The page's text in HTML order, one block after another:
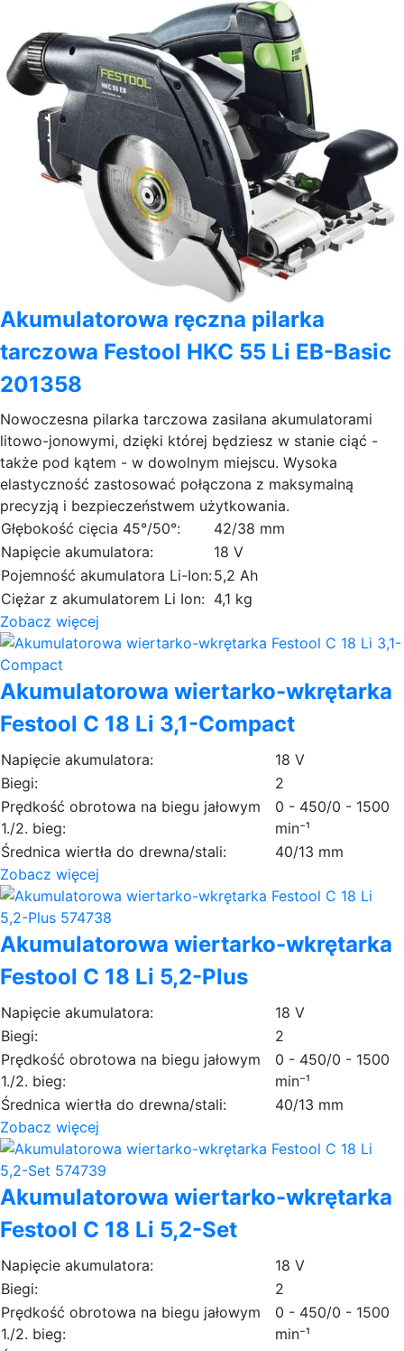
Akumulatorowa ręczna pilarka
tarczowa Festool HKC 55 Li EB-Basic
201358
Nowoczesna pilarka tarczowa zasilana akumulatorami
litowo-jonowymi, dzięki której będziesz w stanie ciąć -
także pod kątem - w dowolnym miejscu. Wysoka
elastyczność zastosować połączona z maksymalną
precyzją i bezpieczeństwem użytkowania.
Głębokość cięcia 45°/50°:
42/38 mm
Napięcie akumulatora:
18 V
Pojemność akumulatora Li-Ion:5,2 Ah
Ciężar z akumulatorem Li Ion: 4,1 kg
Zobacz więcej
Akumulatorowa wiertarko-wkrętarka
Festool C 18 Li 3,1-Compact
Napięcie akumulatora:
18 V
Biegi:
2
Prędkość obrotowa na biegu jałowym
1./2. bieg:
0 - 450/0 - 1500
min⁻¹
Średnica wiertła do drewna/stali:
40/13 mm
Zobacz więcej
Akumulatorowa wiertarko-wkrętarka
Festool C 18 Li 5,2-Plus
Napięcie akumulatora:
18 V
Biegi:
2
Prędkość obrotowa na biegu jałowym
1./2. bieg:
0 - 450/0 - 1500
min⁻¹
Średnica wiertła do drewna/stali:
40/13 mm
Zobacz więcej
Akumulatorowa wiertarko-wkrętarka
Festool C 18 Li 5,2-Set
Napięcie akumulatora:
18 V
Biegi:
2
Prędkość obrotowa na biegu jałowym
1./2. bieg:
0 - 450/0 - 1500
min⁻¹